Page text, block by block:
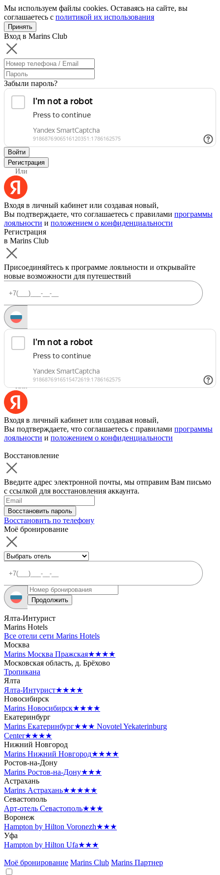
Мы используем файлы cookies. Оставаясь на сайте, вы
соглашаетесь с политикой их использования
Принять
Вход в Marins Club
Забыли пароль?
Войти
Регистрация
Или
Входя в личный кабинет или создавая новый,
Вы подтверждаете, что соглашаетесь с правилами программы
лояльности и положением о конфиденциальности
Регистрация
в Marins Club
Присоединяйтесь к программе лояльности и открывайте
новые возможности для путешествий
Запросить код
Уже есть аккаунт?Войти
Или
Входя в личный кабинет или создавая новый,
Вы подтверждаете, что соглашаетесь с правилами программы
лояльности и положением о конфиденциальности
Восстановление
Введите адрес электронной почты, мы отправим Вам письмо
с ссылкой для восстановления аккаунта.
Восстановить пароль
Восстановить по телефону
Моё бронирование
Продолжить
Ялта-Интурист
Marins Hotels
Все отели сети Marins Hotels
Москва
Marins Москва Пражская★★★★
Московская область, д. Брёхово
Тропикана
Ялта
Ялта-Интурист★★★★
Новосибирск
Marins Новосибирск★★★★
Екатеринбург
Marins Екатеринбург★★★ Novotel Yekaterinburg
Center★★★★
Нижний Новгород
Marins Нижний Новгород★★★★
Ростов-на-Дону
Marins Ростов-на-Дону★★★
Астрахань
Marins Астрахань★★★★★
Севастополь
Арт-отель Севастополь★★★
Воронеж
Hampton by Hilton Voronezh★★★
Уфа
Hampton by Hilton Ufa★★★
Моё бронирование Marins Club Marins Партнер